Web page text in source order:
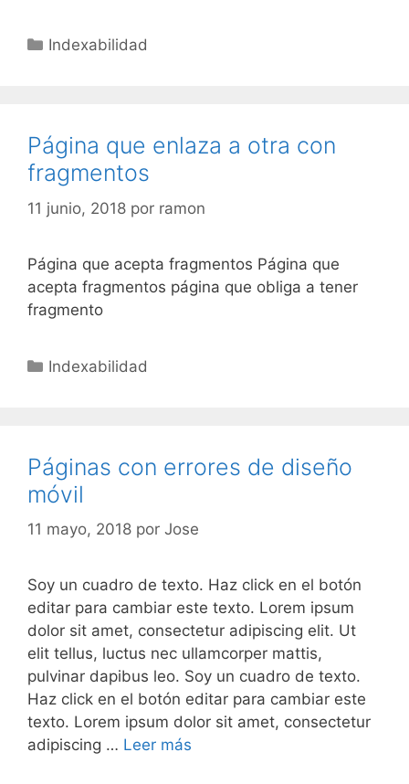
Categorías
Indexabilidad
Página que enlaza a otra con
fragmentos
11 junio, 2018 por ramon
Página que acepta fragmentos Página que
acepta fragmentos página que obliga a tener
fragmento
Categorías
Indexabilidad
Páginas con errores de diseño
móvil
11 mayo, 2018 por Jose
Soy un cuadro de texto. Haz click en el botón
editar para cambiar este texto. Lorem ipsum
dolor sit amet, consectetur adipiscing elit. Ut
elit tellus, luctus nec ullamcorper mattis,
pulvinar dapibus leo. Soy un cuadro de texto.
Haz click en el botón editar para cambiar este
texto. Lorem ipsum dolor sit amet, consectetur
adipiscing … Leer más